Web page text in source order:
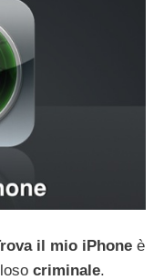
il mio iPhone è
criminale.